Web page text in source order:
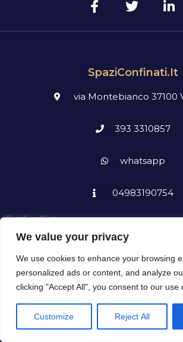
We value your privacy
We use cookies to enhance your browsing
personalized ads or content, and analyze
clicking "Accept All", you consent to our use
Customize Reject All
SpaziConfinati.it
via Montebianco 37100
393 3310857
whatsapp
04983190754
Bonifica Cisterne
Menù